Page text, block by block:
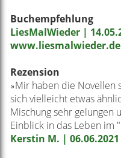
Buchempfehlung
LiesMalWieder |
www.liesmalwieder.de
Rezension
»Mir haben die Novellen
sich vielleicht etwas
Mischung sehr gelungen
Einblick in das Leben im
Kerstin M. |